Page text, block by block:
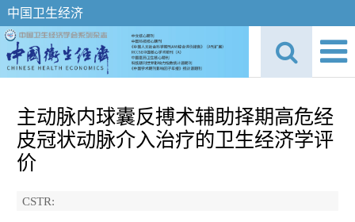
中国卫生经济
主动脉内球囊反搏术辅助择期高危经
皮冠状动脉介入治疗的卫生经济学评
价
CSTR: